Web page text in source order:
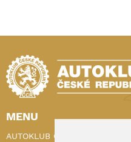
MENU
AUTOKLUB ČR